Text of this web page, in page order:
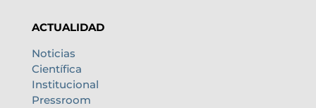
ACTUALIDAD
Noticias
Científica
Institucional
Pressroom